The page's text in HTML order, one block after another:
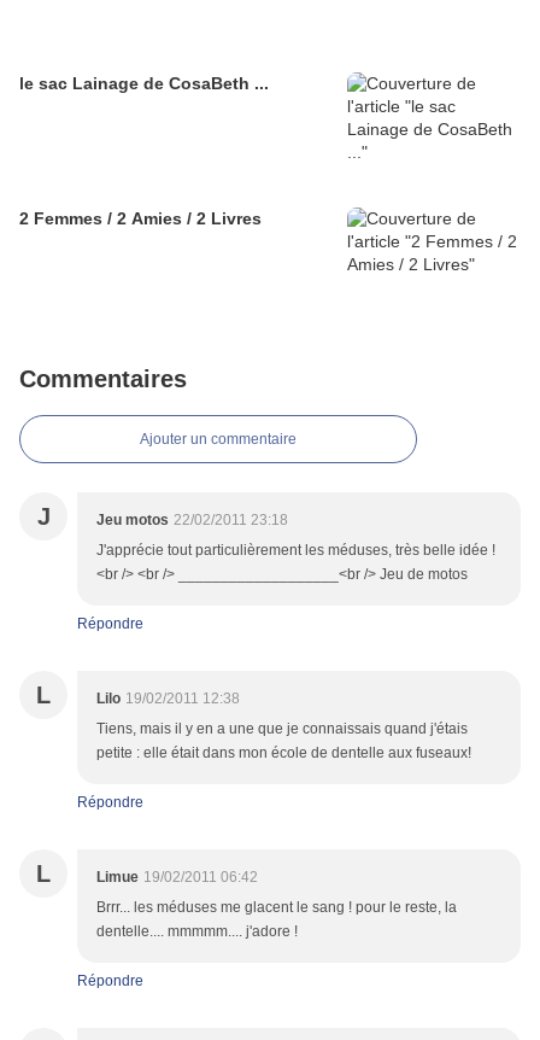
le sac Lainage de CosaBeth ...
2 Femmes / 2 Amies / 2 Livres
Commentaires
Ajouter un commentaire
J Jeu motos 22/02/2011 23:18
J'apprécie tout particulièrement les méduses, très belle idée !
<br /> <br /> ___________________<br /> Jeu de motos
Répondre
L Lilo 19/02/2011 12:38
Tiens, mais il y en a une que je connaissais quand j'étais
petite : elle était dans mon école de dentelle aux fuseaux!
Répondre
L Limue 19/02/2011 06:42
Brrr... les méduses me glacent le sang ! pour le reste, la
dentelle.... mmmmm.... j'adore !
Répondre